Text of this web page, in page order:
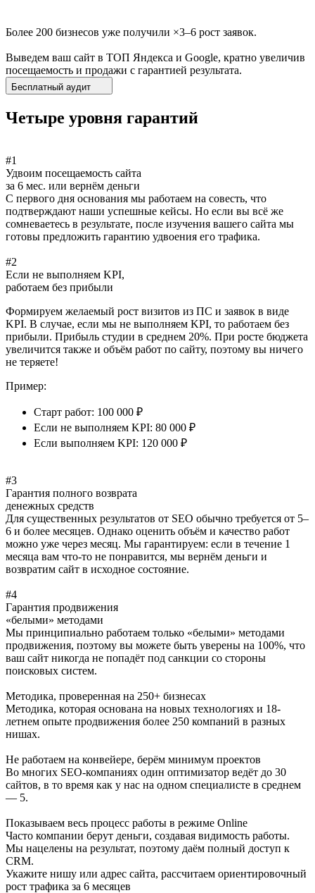
Более 200 бизнесов уже получили ×3–6 рост заявок.
Выведем ваш сайт в ТОП Яндекса и Google, кратно увеличив
посещаемость и продажи с гарантией результата.
Бесплатный аудит
Четыре уровня гарантий
#1
Удвоим посещаемость сайта
за 6 мес. или вернём деньги
С первого дня основания мы работаем на совесть, что
подтверждают наши успешные кейсы. Но если вы всё же
сомневаетесь в результате, после изучения вашего сайта мы
готовы предложить гарантию удвоения его трафика.
#2
Если не выполняем KPI,
работаем без прибыли
Формируем желаемый рост визитов из ПС и заявок в виде
KPI. В случае, если мы не выполняем KPI, то работаем без
прибыли. Прибыль студии в среднем 20%. При росте бюджета
увеличится также и объём работ по сайту, поэтому вы ничего
не теряете!
Пример:
Старт работ: 100 000 ₽
Если не выполняем KPI: 80 000 ₽
Если выполняем KPI: 120 000 ₽
#3
Гарантия полного возврата
денежных средств
Для существенных результатов от SEO обычно требуется от 5–
6 и более месяцев. Однако оценить объём и качество работ
можно уже через месяц. Мы гарантируем: если в течение 1
месяца вам что‑то не понравится, мы вернём деньги и
возвратим сайт в исходное состояние.
#4
Гарантия продвижения
«белыми» методами
Мы принципиально работаем только «белыми» методами
продвижения, поэтому вы можете быть уверены на 100%, что
ваш сайт никогда не попадёт под санкции со стороны
поисковых систем.
Методика, проверенная на 250+ бизнесах
Методика, которая основана на новых технологиях и 18-
летнем опыте продвижения более 250 компаний в разных
нишах.
Не работаем на конвейере, берём минимум проектов
Во многих SEO-компаниях один оптимизатор ведёт до 30
сайтов, в то время как у нас на одном специалисте в среднем
— 5.
Показываем весь процесс работы в режиме Online
Часто компании берут деньги, создавая видимость работы.
Мы нацелены на результат, поэтому даём полный доступ к
CRM.
Укажите нишу или адрес сайта, рассчитаем ориентировочный
рост трафика за 6 месяцев